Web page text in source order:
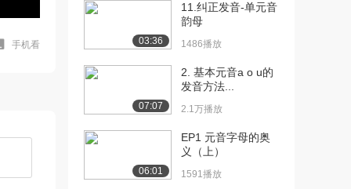
手机看
[9] 9.元音[u] 06:02
1382播放
[11] 11.元音[ə]
03:36
11.纠正发音-单元音
韵母
1486播放
07:07
2. 基本元音a o u的
发音方法...
2.1万播放
06:01
EP1 元音字母的奥
义（上）
1591播放